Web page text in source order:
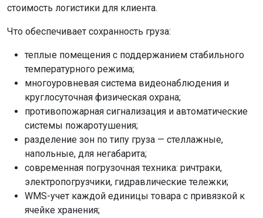
стоимость логистики для клиента.
Что обеспечивает сохранность груза:
теплые помещения с поддержанием стабильного
температурного режима;
многоуровневая система видеонаблюдения и
круглосуточная физическая охрана;
противопожарная сигнализация и автоматические
системы пожаротушения;
разделение зон по типу груза — стеллажные,
напольные, для негабарита;
современная погрузочная техника: ричтраки,
электропогрузчики, гидравлические тележки;
WMS-учет каждой единицы товара с привязкой к
ячейке хранения;